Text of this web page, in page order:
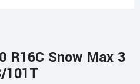
R16C Snow Max 3
101T